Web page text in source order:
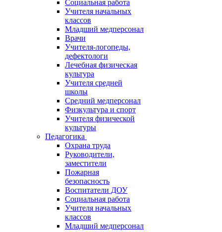
Социальная работа
Учителя начальных
классов
Младший медперсонал
Врачи
Учителя-логопеды,
дефектологи
Лечебная физическая
культура
Учителя средней
школы
Средний медперсонал
Физкультура и спорт
Учителя физической
культуры
Педагогика
Охрана труда
Руководители,
заместители
Пожарная
безопасность
Воспитатели ДОУ
Социальная работа
Учителя начальных
классов
Младший медперсонал